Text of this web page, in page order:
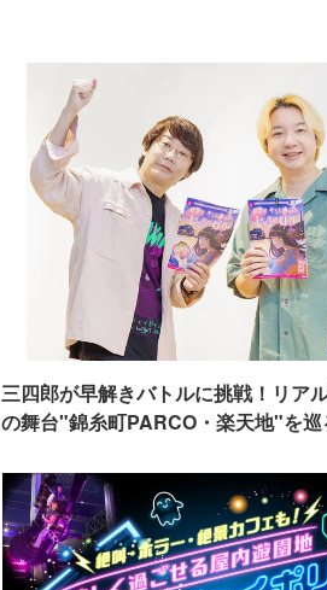
三四郎が早解きバトルに挑戦！リア
の舞台"錦糸町PARCO・楽天地"を巡